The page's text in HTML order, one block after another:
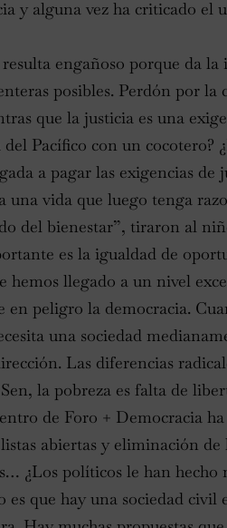
y alguna vez ha criticado el
engañoso porque da
posibles. Perdón por
que la justicia es una
Pacífico con un cocotero?
a pagar las exigencias
una vida que luego tenga
del bienestar”, tiraron al
es la igualdad de
hemos llegado a un nivel
peligro la democracia.
una sociedad
Las diferencias
la pobreza es falta de
de Foro + Democracia
abiertas y eliminación
¿Los políticos le han hecho
es que hay una sociedad